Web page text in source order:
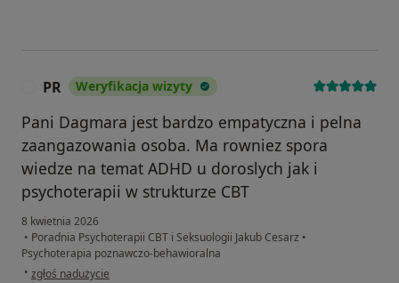
PR Weryfikacja wizyty
Pani Dagmara jest bardzo empatyczna i pelna
zaangazowania osoba. Ma rowniez spora
wiedze na temat ADHD u doroslych jak i
psychoterapii w strukturze CBT
8 kwietnia 2026
• Poradnia Psychoterapii CBT i Seksuologii Jakub Cesarz •
Psychoterapia poznawczo-behawioralna
• w opinii użytkownika PR
zgłoś nadużycie